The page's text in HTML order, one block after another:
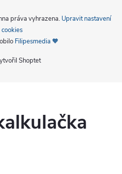
Shoptet
práva vyhrazena. Upravit nastavení
cookies
Filipesmedia 🧡